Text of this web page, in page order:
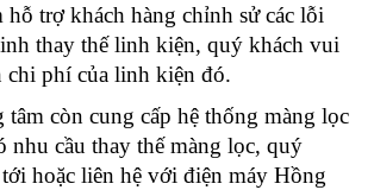
hỗ trợ khách hàng chỉnh sử các lỗi
thay thế linh kiện, quý khách vui
chi phí của linh kiện đó.
tâm còn cung cấp hệ thống màng lọc
nhu cầu thay thế màng lọc, quý
hoặc liên hệ với điện máy Hồng